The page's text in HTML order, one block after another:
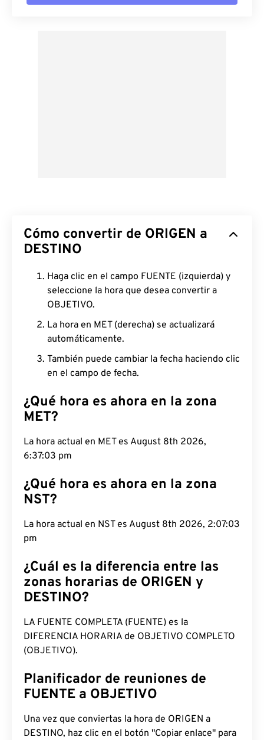
Cómo convertir de ORIGEN a
DESTINO
Haga clic en el campo FUENTE (izquierda) y
seleccione la hora que desea convertir a
OBJETIVO.
La hora en MET (derecha) se actualizará
automáticamente.
También puede cambiar la fecha haciendo clic
en el campo de fecha.
¿Qué hora es ahora en la zona
MET?
La hora actual en MET es August 8th 2026,
6:37:04 pm
¿Qué hora es ahora en la zona
NST?
La hora actual en NST es August 8th 2026, 2:07:04
pm
¿Cuál es la diferencia entre las
zonas horarias de ORIGEN y
DESTINO?
LA FUENTE COMPLETA (FUENTE) es la
DIFERENCIA HORARIA de OBJETIVO COMPLETO
(OBJETIVO).
Planificador de reuniones de
FUENTE a OBJETIVO
Una vez que conviertas la hora de ORIGEN a
DESTINO, haz clic en el botón "Copiar enlace" para